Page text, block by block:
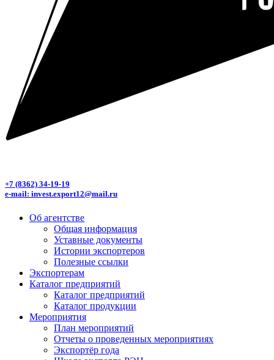
+7 (8362) 34-19-19
e-mail: invest.export12@mail.ru
Об агентстве
Общая информация
Уставные документы
Истории экспортеров
Полезные ссылки
Экспортерам
Каталог предприятий
Каталог предприятий
Каталог продукции
Мероприятия
План мероприятий
Отчеты о проведенных мероприятиях
Экспортёр года